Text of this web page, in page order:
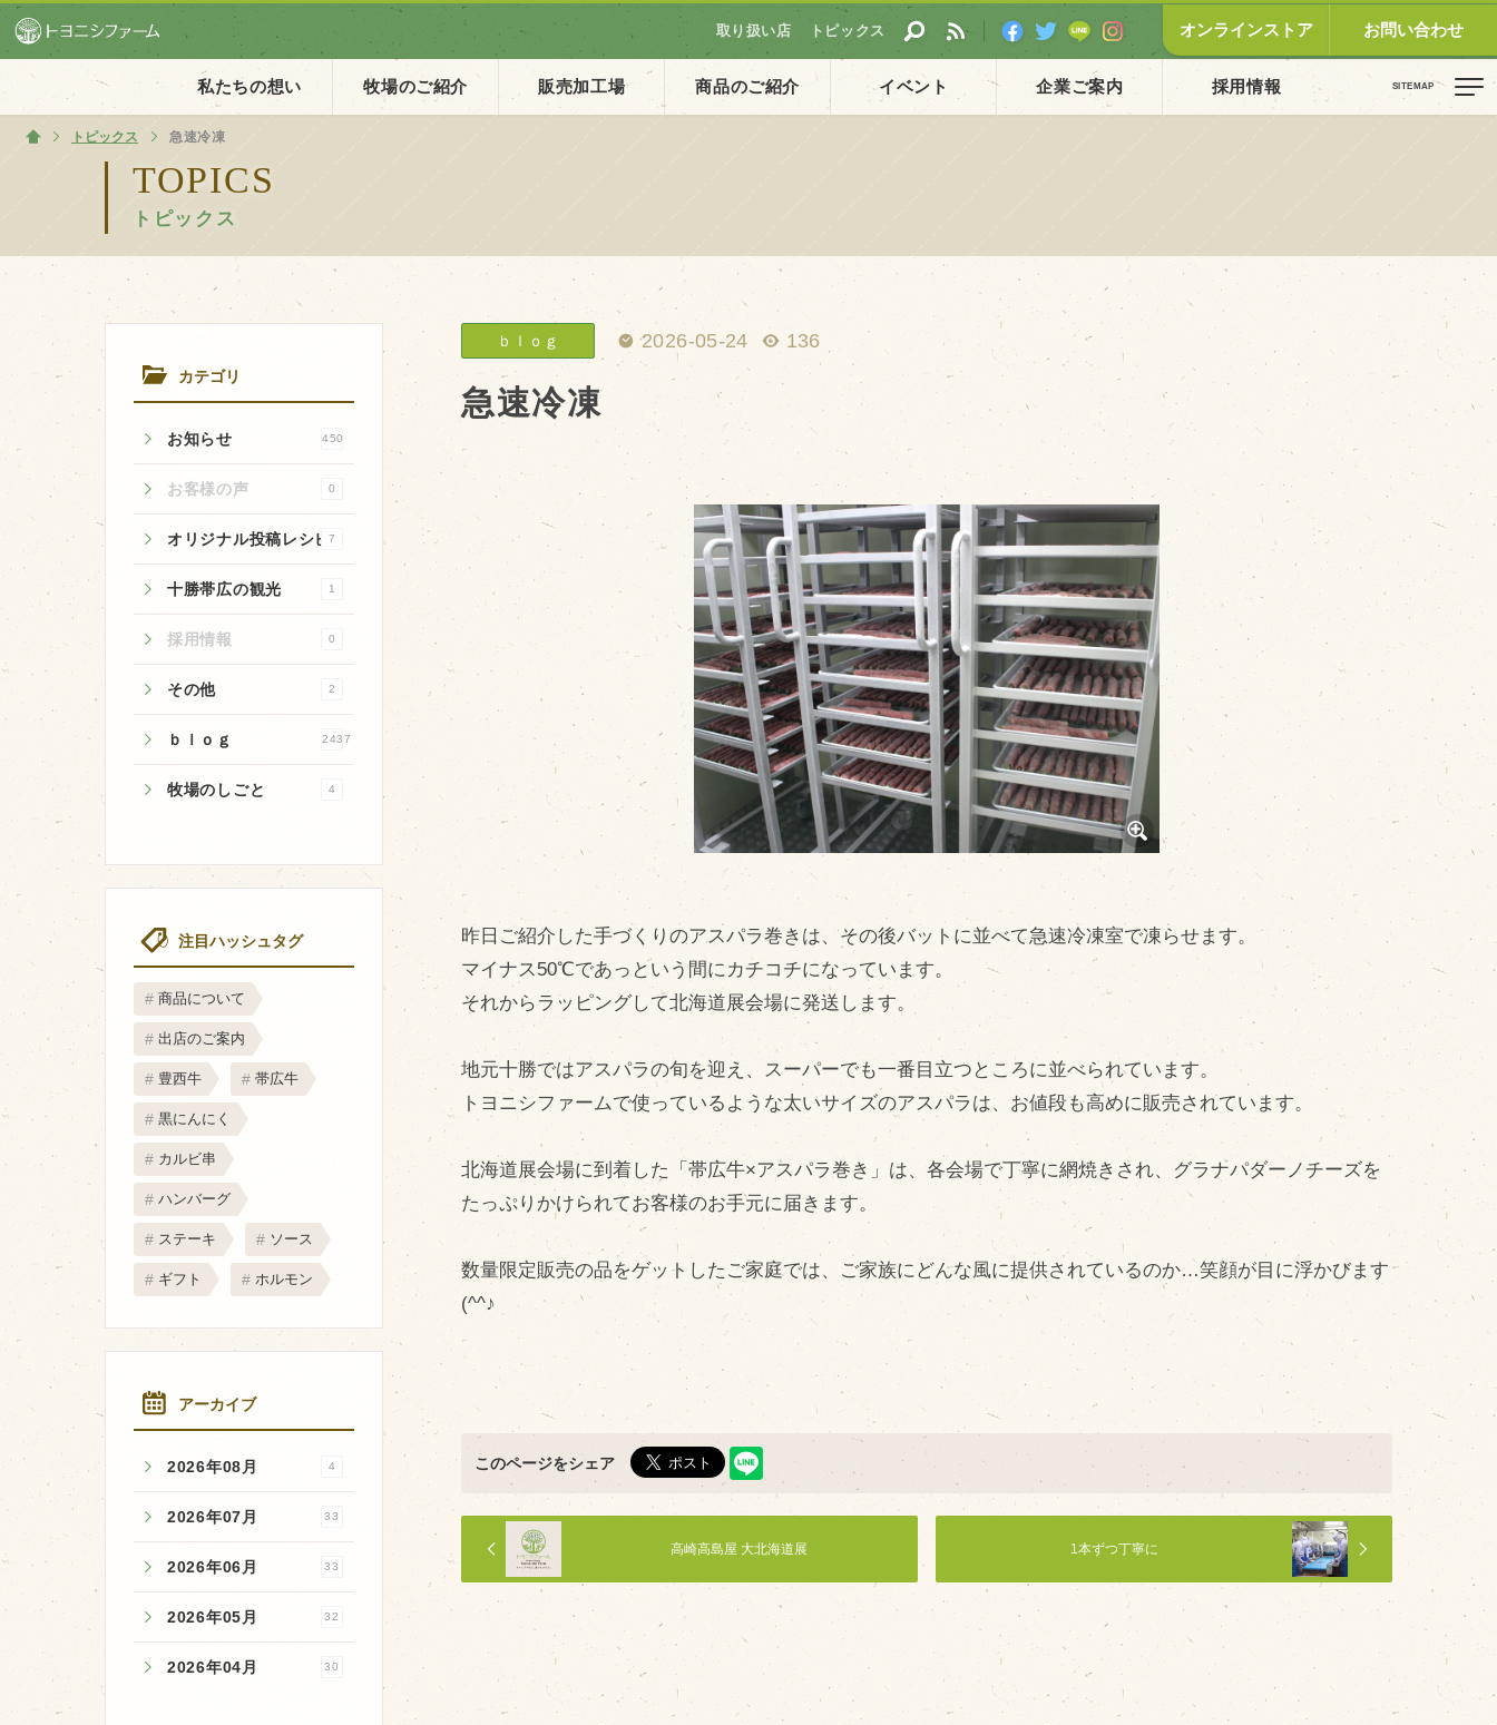
私たちの想い 牧場のご紹介 販売加工場 商品のご紹介 イベント 企業ご案内 採用情報
取り扱い店 トピックス オンラインストア お問い合わせ
TOPICS
トピックス
ホーム
トピックス 急速冷凍
カテゴリ
お知らせ 450
お客様の声 0
オリジナル投稿レシピ7
十勝帯広の観光 1
採用情報 0
その他 2
ｂｌｏｇ 2437
牧場のしごと 4
注目ハッシュタグ
商品について
出店のご案内
豊西牛 帯広牛
黒にんにく
カルビ串
ハンバーグ
ステーキ ソース
ギフト ホルモン
アーカイブ
2026年08月 4
2026年07月 33
2026年06月 33
2026年05月 32
2026年04月 30
ｂｌｏｇ 2026-05-24 136
急速冷凍
昨日ご紹介した手づくりのアスパラ巻きは、その後バットに並べて急速冷凍室で凍らせます。
マイナス50℃であっという間にカチコチになっています。
それからラッピングして北海道展会場に発送します。
地元十勝ではアスパラの旬を迎え、スーパーでも一番目立つところに並べられています。
トヨニシファームで使っているような太いサイズのアスパラは、お値段も高めに販売されています。
北海道展会場に到着した「帯広牛×アスパラ巻き」は、各会場で丁寧に網焼きされ、グラナパダーノチーズを
たっぷりかけられてお客様のお手元に届きます。
数量限定販売の品をゲットしたご家庭では、ご家族にどんな風に提供されているのか…笑顔が目に浮かびます
(^^♪
このページをシェア
1本ずつ丁寧に
高崎高島屋 大北海道展
ホーム
私たちの想い
PV動画
イベント一覧
企業ご案内
会社概要・沿革
アクセス
個人情報保護方針
お知らせ
お客様の声
オリジナル投稿レシピ
十勝帯広の観光
牧場の仕事
その他
牧場のご紹介
飼育している牛について
販売加工場
食肉加工場を新設
衛生管理体制
業務管理体制
品質管理体制
ＢtoＢ受発注システム
瑕疵とは
商品のご紹介
豊西牛
厚切ステーキ
カルビ串
ハンバーグ
黒にんにく
豊西ソース
ギフト
取り扱い店
販売店
飲食店
その他
マップから探す
問い合わせ
個人のお客様
法人のお客様
Facebook
Twitter
LINE公式アカウント
Instagram
RSS フィード